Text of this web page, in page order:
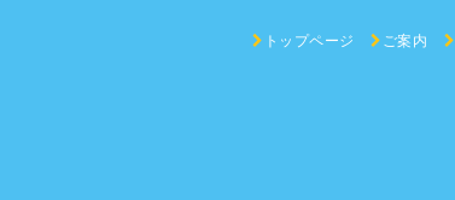
トップページ ご案内